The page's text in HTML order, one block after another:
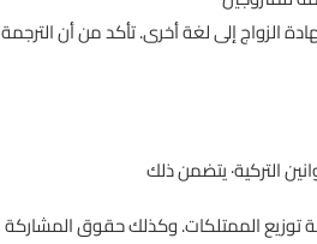
الزواج إلى لغة أخرى. تأكد من أن الترجمة
الممتلكات. وكذلك حقوق المشاركة